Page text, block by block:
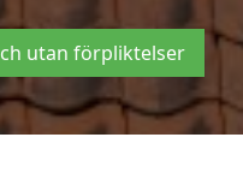
utan förpliktelser